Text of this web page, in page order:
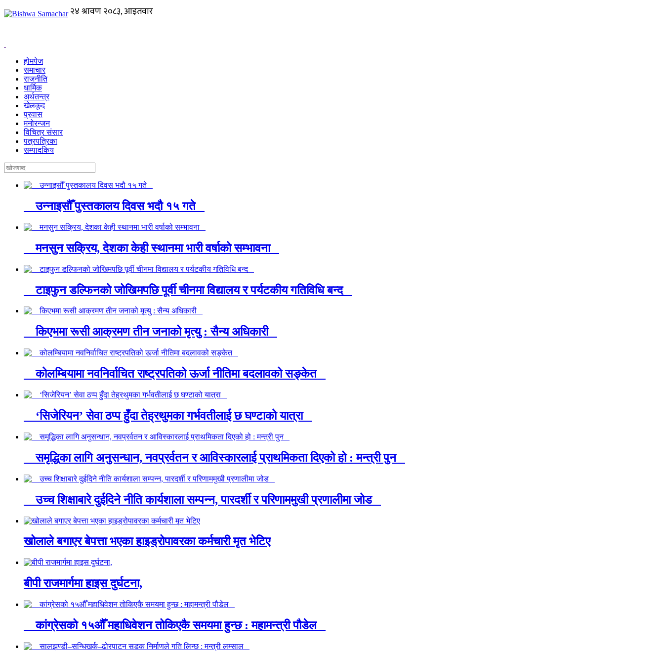
होमपेज
समाचार
राजनीति
धार्मिक
अर्थतन्त्र
खेलकूद
प्रवास
मनोरन्जन
विचित्र संसार
पत्रपत्रिका
सम्पादकिय
उन्नाइसौँ पुस्तकालय दिवस भदौ १५ गते
मनसुन सक्रिय, देशका केही स्थानमा भारी वर्षाको सम्भावना
टाइफुन डल्फिनको जोखिमपछि पूर्वी चीनमा विद्यालय र पर्यटकीय गतिविधि बन्द
किएभमा रूसी आक्रमण तीन जनाको मृत्यु : सैन्य अधिकारी
कोलम्बियामा नवनिर्वाचित राष्ट्रपतिको ऊर्जा नीतिमा बदलावको सङ्केत
‘सिजेरियन’ सेवा ठप्प हुँदा तेह्रथुमका गर्भवतीलाई छ घण्टाको यात्रा
समृद्धिका लागि अनुसन्धान, नवप्रर्वतन र आविस्कारलाई प्राथमिकता दिएको हो : मन्त्री पुन
उच्च शिक्षाबारे दुईदिने नीति कार्यशाला सम्पन्न, पारदर्शी र परिणाममुखी प्रणालीमा जोड
खोलाले बगाएर बेपत्ता भएका हाइड्रोपावरका कर्मचारी मृत भेटिए
बीपी राजमार्गमा हाइस दुर्घटना,
कांग्रेसको १५औँ महाधिवेशन तोकिएकै समयमा हुन्छ : महामन्त्री पौडेल